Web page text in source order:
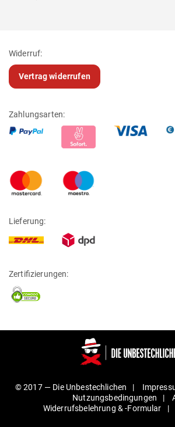
Widerruf:
Vertrag widerrufen
Zahlungsarten:
Lieferung:
Zertifizierungen:
© 2017 — Die Unbestechlichen
Nut­zungs­be­din­gungen
Wider­rufs­be­lehrung & ‑For­mular